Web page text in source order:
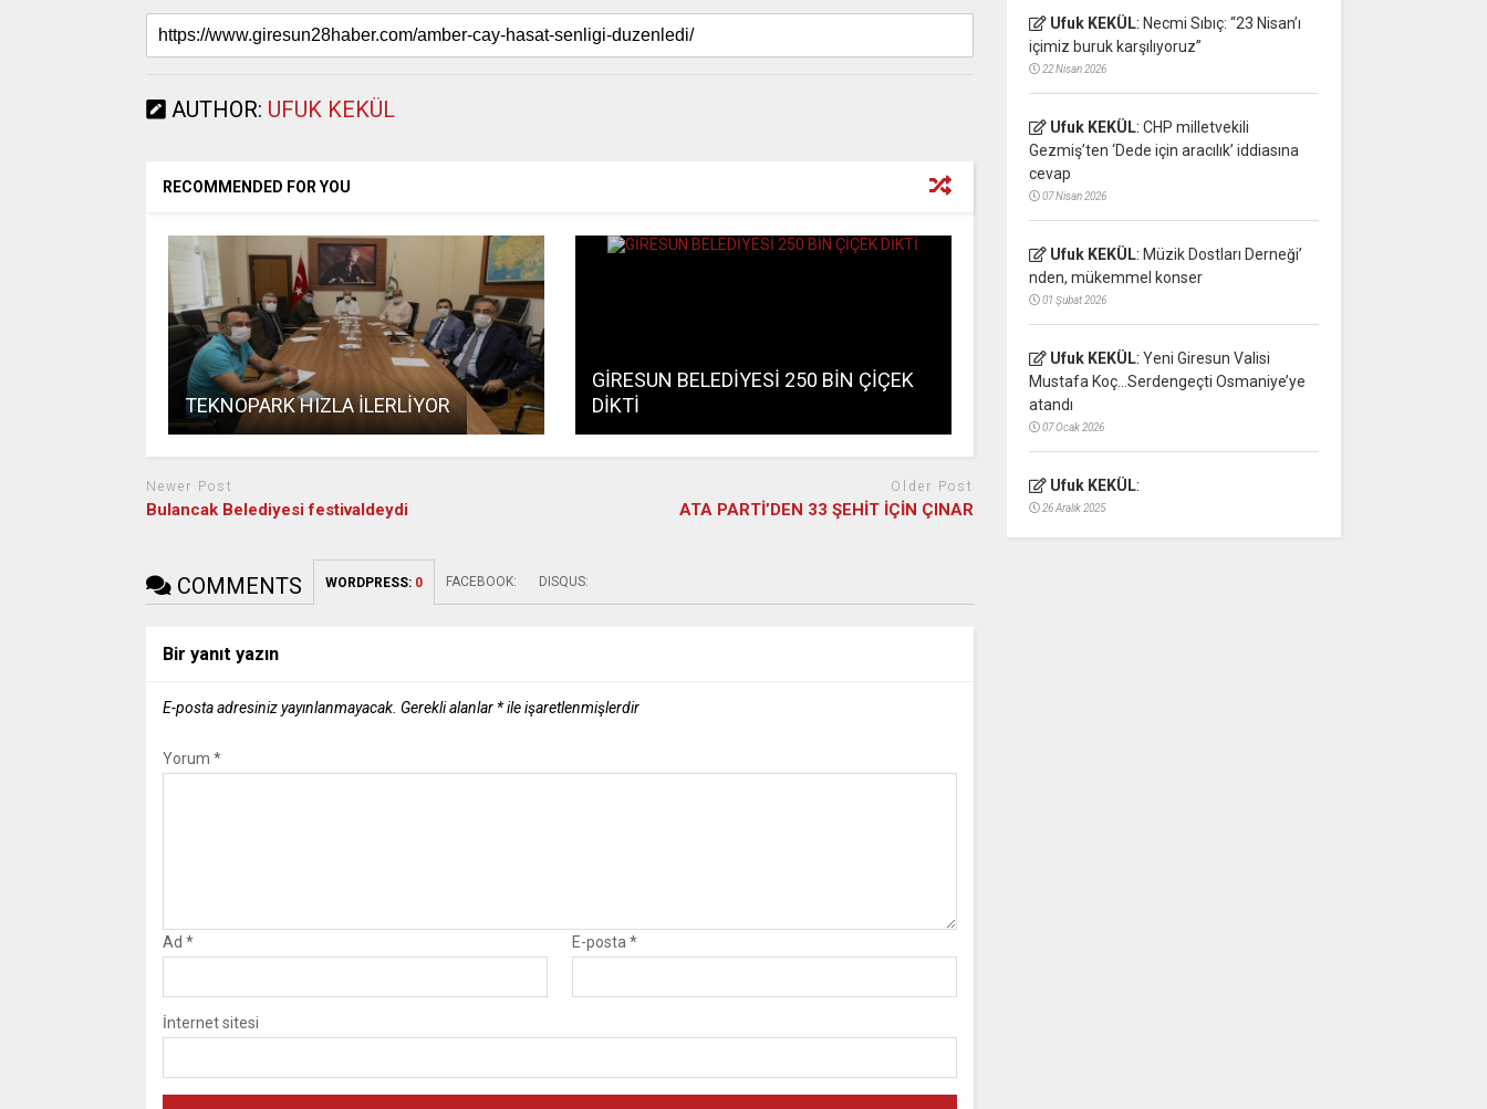
AUTHOR: UFUK KEKÜL
RECOMMENDED FOR YOU
TEKNOPARK HIZLA İLERLİYOR
GİRESUN BELEDİYESİ 250 BİN ÇİÇEK
DİKTİ
Newer Post
Bulancak Belediyesi festivaldeydi
Older Post
ATA PARTİ’DEN 33 ŞEHİT İÇİN ÇINAR
COMMENTS WORDPRESS: 0 FACEBOOK: DISQUS:
Bir yanıt yazın
E-posta adresiniz yayınlanmayacak. Gerekli alanlar *ile işaretlenmişlerdir
Yorum *
Ad * E-posta *
İnternet sitesi
Ufuk KEKÜL: Necmi Sıbıç: “23 Nisan’ı
içimiz buruk karşılıyoruz”
22 Nisan 2026
Ufuk KEKÜL: CHP milletvekili
Gezmiş’ten ‘Dede için aracılık’ iddiasına
cevap
07 Nisan 2026
Ufuk KEKÜL: Müzik Dostları Derneği’
nden, mükemmel konser
01 Şubat 2026
Ufuk KEKÜL: Yeni Giresun Valisi
Mustafa Koç…Serdengeçti Osmaniye’ye
atandı
07 Ocak 2026
Ufuk KEKÜL:
26 Aralık 2025